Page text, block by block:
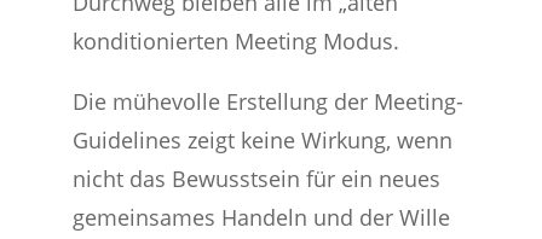
konditionierten Meeting Modus.
Die mühevolle Erstellung der Meeting-
Guidelines zeigt keine Wirkung, wenn
nicht das Bewusstsein für ein neues
gemeinsames Handeln und der Wille